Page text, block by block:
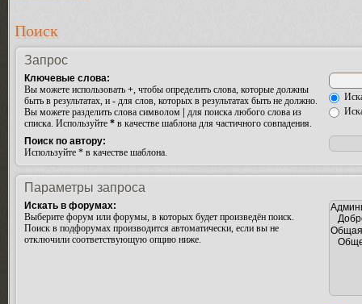
Поиск
Запрос
Ключевые слова:
Вы можете использовать +, чтобы определить слова, которые должны
быть в результатах, и - для слов, которых в результатах быть не должно.
Вы можете разделить слова символом
для поиска любого слова из
списка. Используйте * в качестве шаблона для частичного совпадения.
Поиск по автору:
Используйте * в качестве шаблона.
Параметры запроса
Искать в форумах:
Выберите форум или форумы, в которых будет произведён поиск.
Поиск в подфорумах производится автоматически, если вы не
отключили соответствующую опцию ниже.